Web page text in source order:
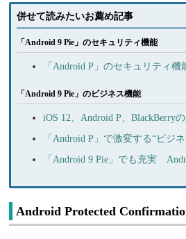
併せて読みたいお薦め記事
「Android 9 Pie」のセキュリティ機能
「Android P」のセキュリティ
「Android 9 Pie」のビジネス機能
iOS 12、Android P、BlackBerry
「Android P」で激変する“ビ
「Android 9 Pie」でも充実
Android Protected